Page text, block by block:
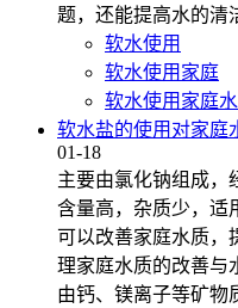
题，还能提高水的
软水使用
软水使用家庭
软水使用家庭
软水盐的使用对家庭
01-18
主要由氯化钠组成，
含量高，杂质少，适
可以改善家庭水质，
理家庭水质的改善与
由钙、镁离子等矿物